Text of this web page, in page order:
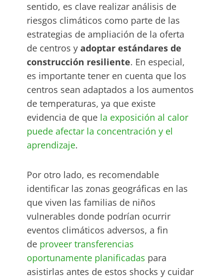
sentido, es clave realizar análisis de
riesgos climáticos como parte de las
estrategias de ampliación de la oferta
de centros y adoptar estándares de
construcción resiliente. En especial,
es importante tener en cuenta que los
centros sean adaptados a los aumentos
de temperaturas, ya que existe
evidencia de que la exposición al calor
puede afectar la concentración y el
aprendizaje.
Por otro lado, es recomendable
identificar las zonas geográficas en las
que viven las familias de niños
vulnerables donde podrían ocurrir
eventos climáticos adversos, a fin
de proveer transferencias
oportunamente planificadas para
asistirlas antes de estos shocks y cuidar